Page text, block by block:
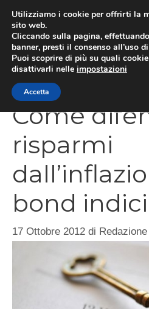
contenuto
Come
risparmi
bond
17 Ottobre 2012 di Redazione
Utilizziamo i cookie per offrirti la
sito web.
Cliccando sulla pagina,
banner, presti il consenso all’uso
Puoi scoprire di più su quali
disattivarli nelle impostazioni
Accetta